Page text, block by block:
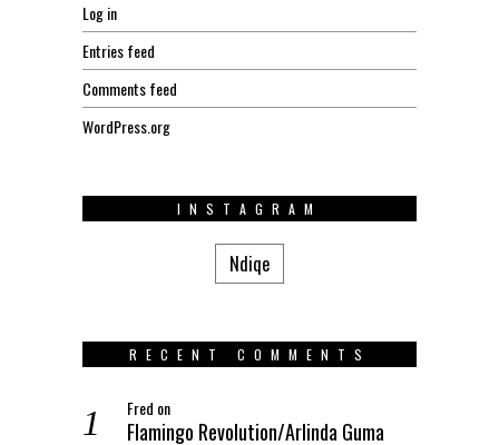
Log in
Entries feed
Comments feed
WordPress.org
INSTAGRAM
Ndiqe
RECENT COMMENTS
Fred on
Flamingo Revolution/Arlinda Guma